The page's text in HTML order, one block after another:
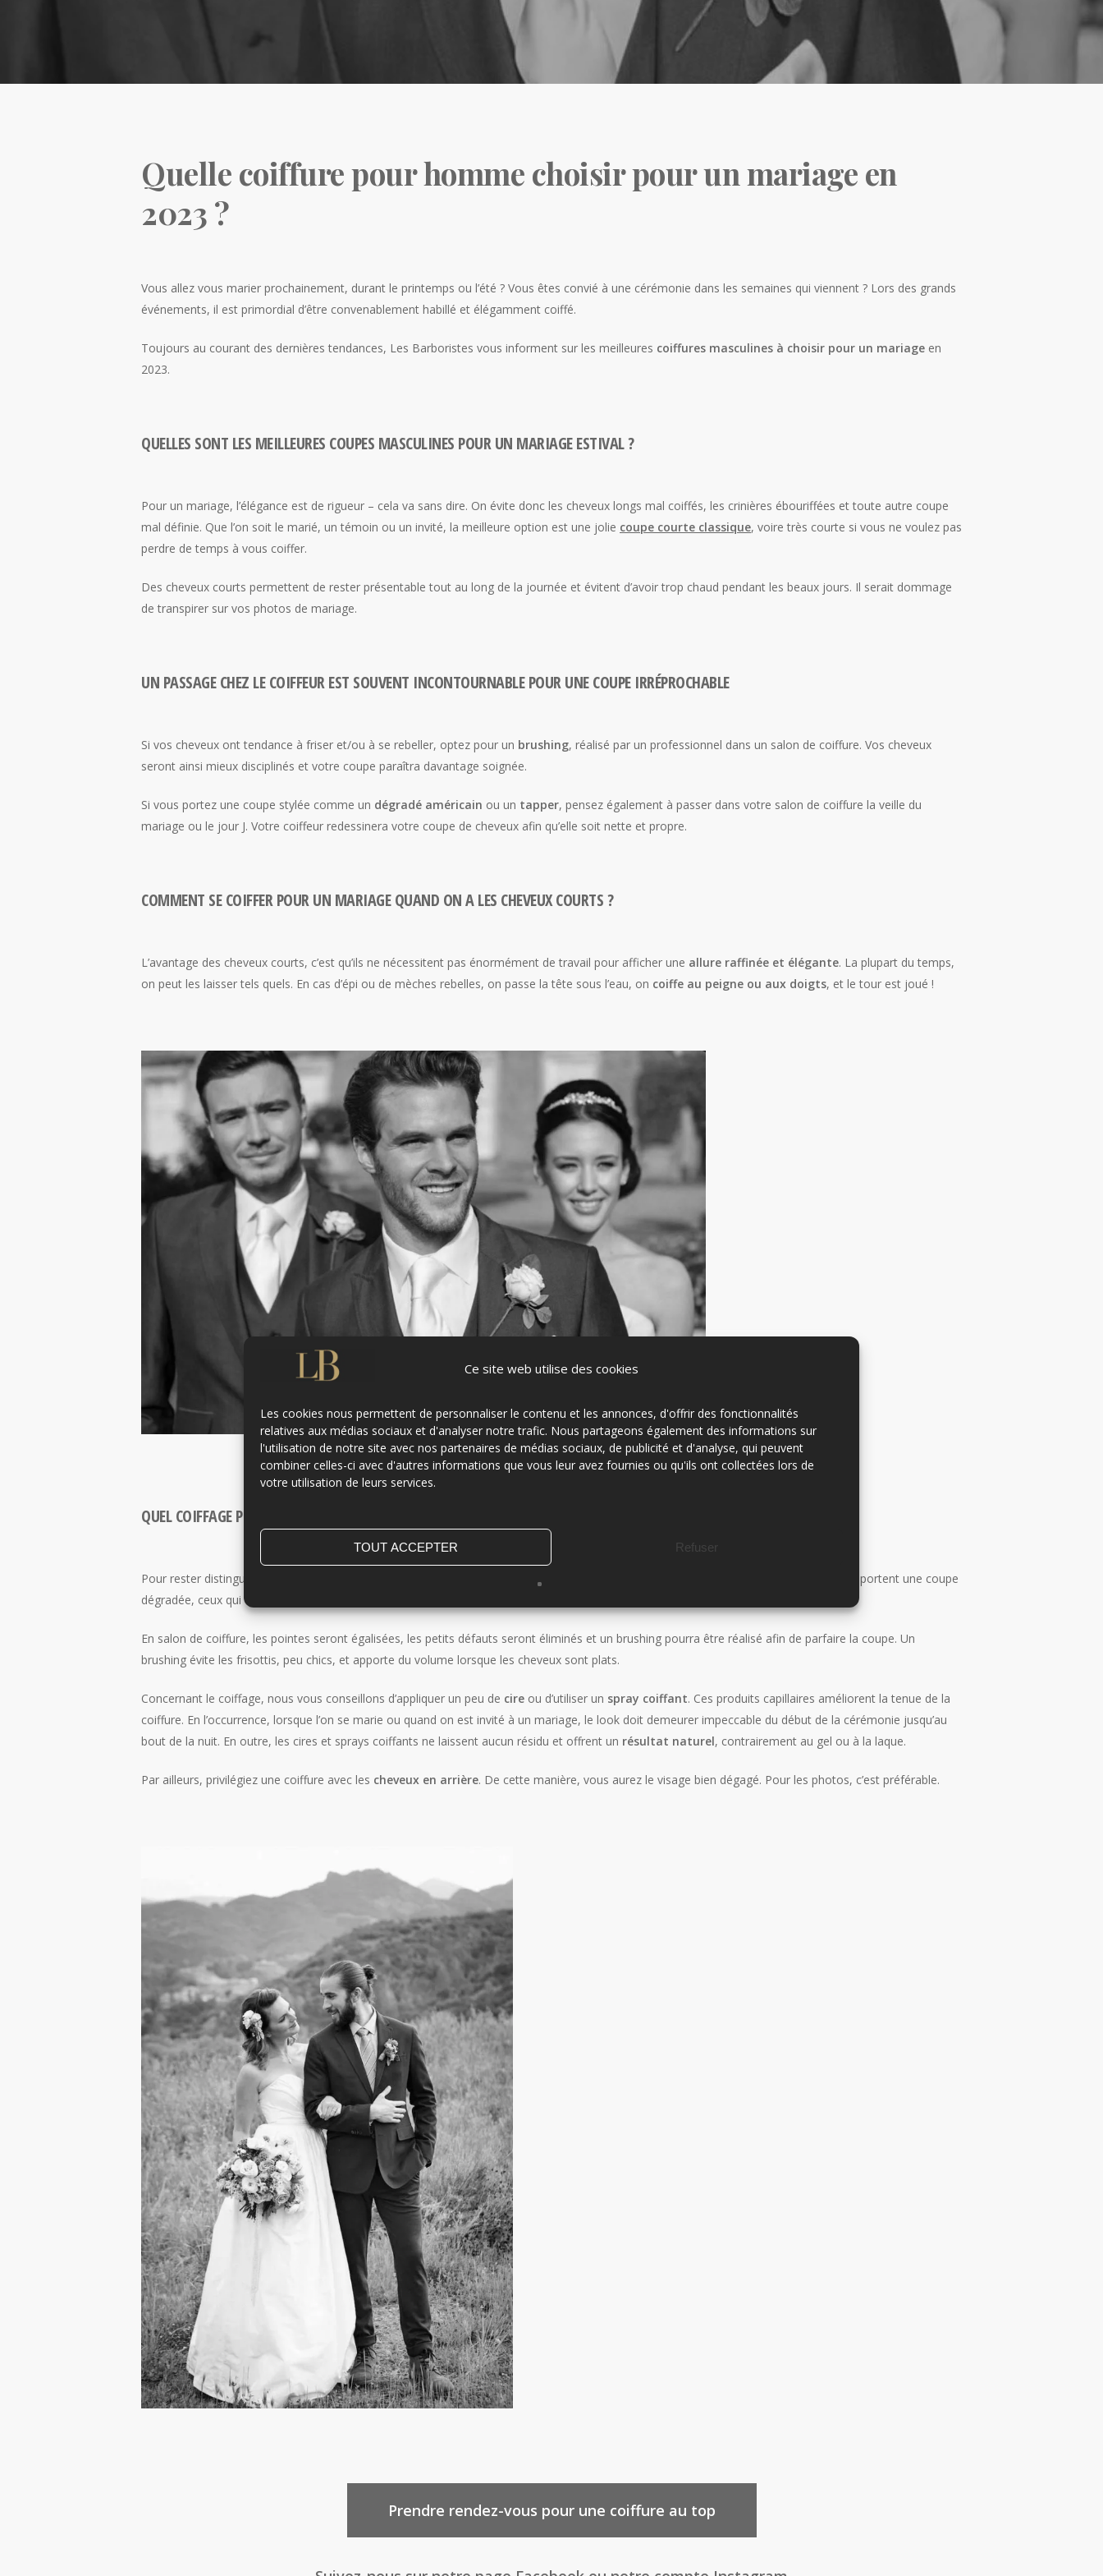
Ce site web utilise des cookies
Les cookies nous permettent de personnaliser le contenu et les annonces, d'offrir des fonctionnalités
relatives aux médias sociaux et d'analyser notre trafic. Nous partageons également des informations sur
l'utilisation de notre site avec nos partenaires de médias sociaux, de publicité et d'analyse, qui peuvent
combiner celles-ci avec d'autres informations que vous leur avez fournies ou qu'ils ont collectées lors de
votre utilisation de leurs services.
TOUT ACCEPTER Refuser
Quelle coiffure pour homme choisir pour un mariage en
2023 ?
Vous allez vous marier prochainement, durant le printemps ou l’été ? Vous êtes convié à une cérémonie dans les semaines qui viennent ? Lors des grands
événements, il est primordial d’être convenablement habillé et élégamment coiffé.
Toujours au courant des dernières tendances, Les Barboristes vous informent sur les meilleures coiffures masculines à choisir pour un mariage en
2023.
QUELLES SONT LES MEILLEURES COUPES MASCULINES POUR UN MARIAGE ESTIVAL ?
Pour un mariage, l’élégance est de rigueur – cela va sans dire. On évite donc les cheveux longs mal coiffés, les crinières ébouriffées et toute autre coupe
mal définie. Que l’on soit le marié, un témoin ou un invité, la meilleure option est une jolie coupe courte classique, voire très courte si vous ne voulez pas
perdre de temps à vous coiffer.
Des cheveux courts permettent de rester présentable tout au long de la journée et évitent d’avoir trop chaud pendant les beaux jours. Il serait dommage
de transpirer sur vos photos de mariage.
UN PASSAGE CHEZ LE COIFFEUR EST SOUVENT INCONTOURNABLE POUR UNE COUPE IRRÉPROCHABLE
Si vos cheveux ont tendance à friser et/ou à se rebeller, optez pour un brushing, réalisé par un professionnel dans un salon de coiffure. Vos cheveux
seront ainsi mieux disciplinés et votre coupe paraîtra davantage soignée.
Si vous portez une coupe stylée comme un dégradé américain ou un tapper, pensez également à passer dans votre salon de coiffure la veille du
mariage ou le jour J. Votre coiffeur redessinera votre coupe de cheveux afin qu’elle soit nette et propre.
COMMENT SE COIFFER POUR UN MARIAGE QUAND ON A LES CHEVEUX COURTS ?
L’avantage des cheveux courts, c’est qu’ils ne nécessitent pas énormément de travail pour afficher une allure raffinée et élégante. La plupart du temps,
on peut les laisser tels quels. En cas d’épi ou de mèches rebelles, on passe la tête sous l’eau, on coiffe au peigne ou aux doigts, et le tour est joué !
QUEL COIFFAGE POUR LES CHEVEUX LONGS ET MI-LONGS ?
Pour rester distingué avec des cheveux mi-longs ou longs, ceux-ci doivent être
. Tout comme les hommes qui portent une coupe
dégradée, ceux qui ont de la longueur doivent absolument passer voir leur coiffeur avant de se rendre à la mairie ou à l’église.
En salon de coiffure, les pointes seront égalisées, les petits défauts seront éliminés et un brushing pourra être réalisé afin de parfaire la coupe. Un
brushing évite les frisottis, peu chics, et apporte du volume lorsque les cheveux sont plats.
Concernant le coiffage, nous vous conseillons d’appliquer un peu de cire ou d’utiliser un spray coiffant. Ces produits capillaires améliorent la tenue de la
coiffure. En l’occurrence, lorsque l’on se marie ou quand on est invité à un mariage, le look doit demeurer impeccable du début de la cérémonie jusqu’au
bout de la nuit. En outre, les cires et sprays coiffants ne laissent aucun résidu et offrent un résultat naturel, contrairement au gel ou à la laque.
Par ailleurs, privilégiez une coiffure avec les cheveux en arrière. De cette manière, vous aurez le visage bien dégagé. Pour les photos, c’est préférable.
Prendre rendez-vous pour une coiffure au top